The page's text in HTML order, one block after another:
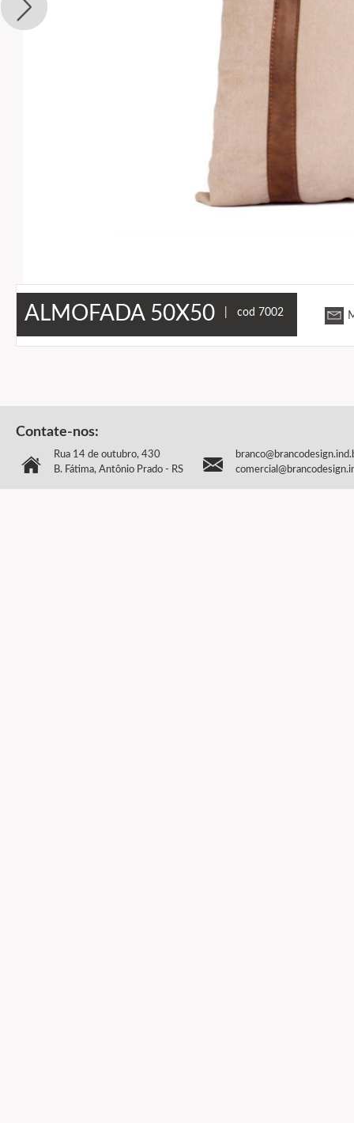
ALMOFADA 50X50 | cod 7002
Contate-nos:
Rua 14 de outubro, 430
B. Fátima, Antônio Prado - RS